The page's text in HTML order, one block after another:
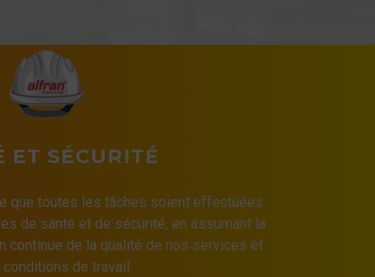
ET SÉCURITÉ
que toutes les tâches soient effectuées
de santé et de sécurité, en assumant la
continue de la qualité de nos services et
conditions de travail.